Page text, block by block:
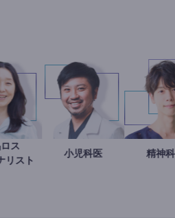
食品ロス
ジャーナリスト
今西洋介
小児科医